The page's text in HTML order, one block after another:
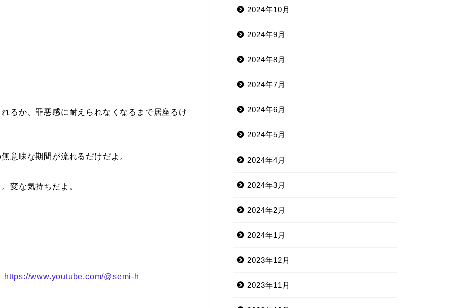
るか、罪悪感に耐えられなくなるまで居座るけ
意味な期間が流れるだけだよ。
変な気持ちだよ。
https://www.youtube.com/@semi-h
2024年10月
2024年9月
2024年8月
2024年7月
2024年6月
2024年5月
2024年4月
2024年3月
2024年2月
2024年1月
2023年12月
2023年11月